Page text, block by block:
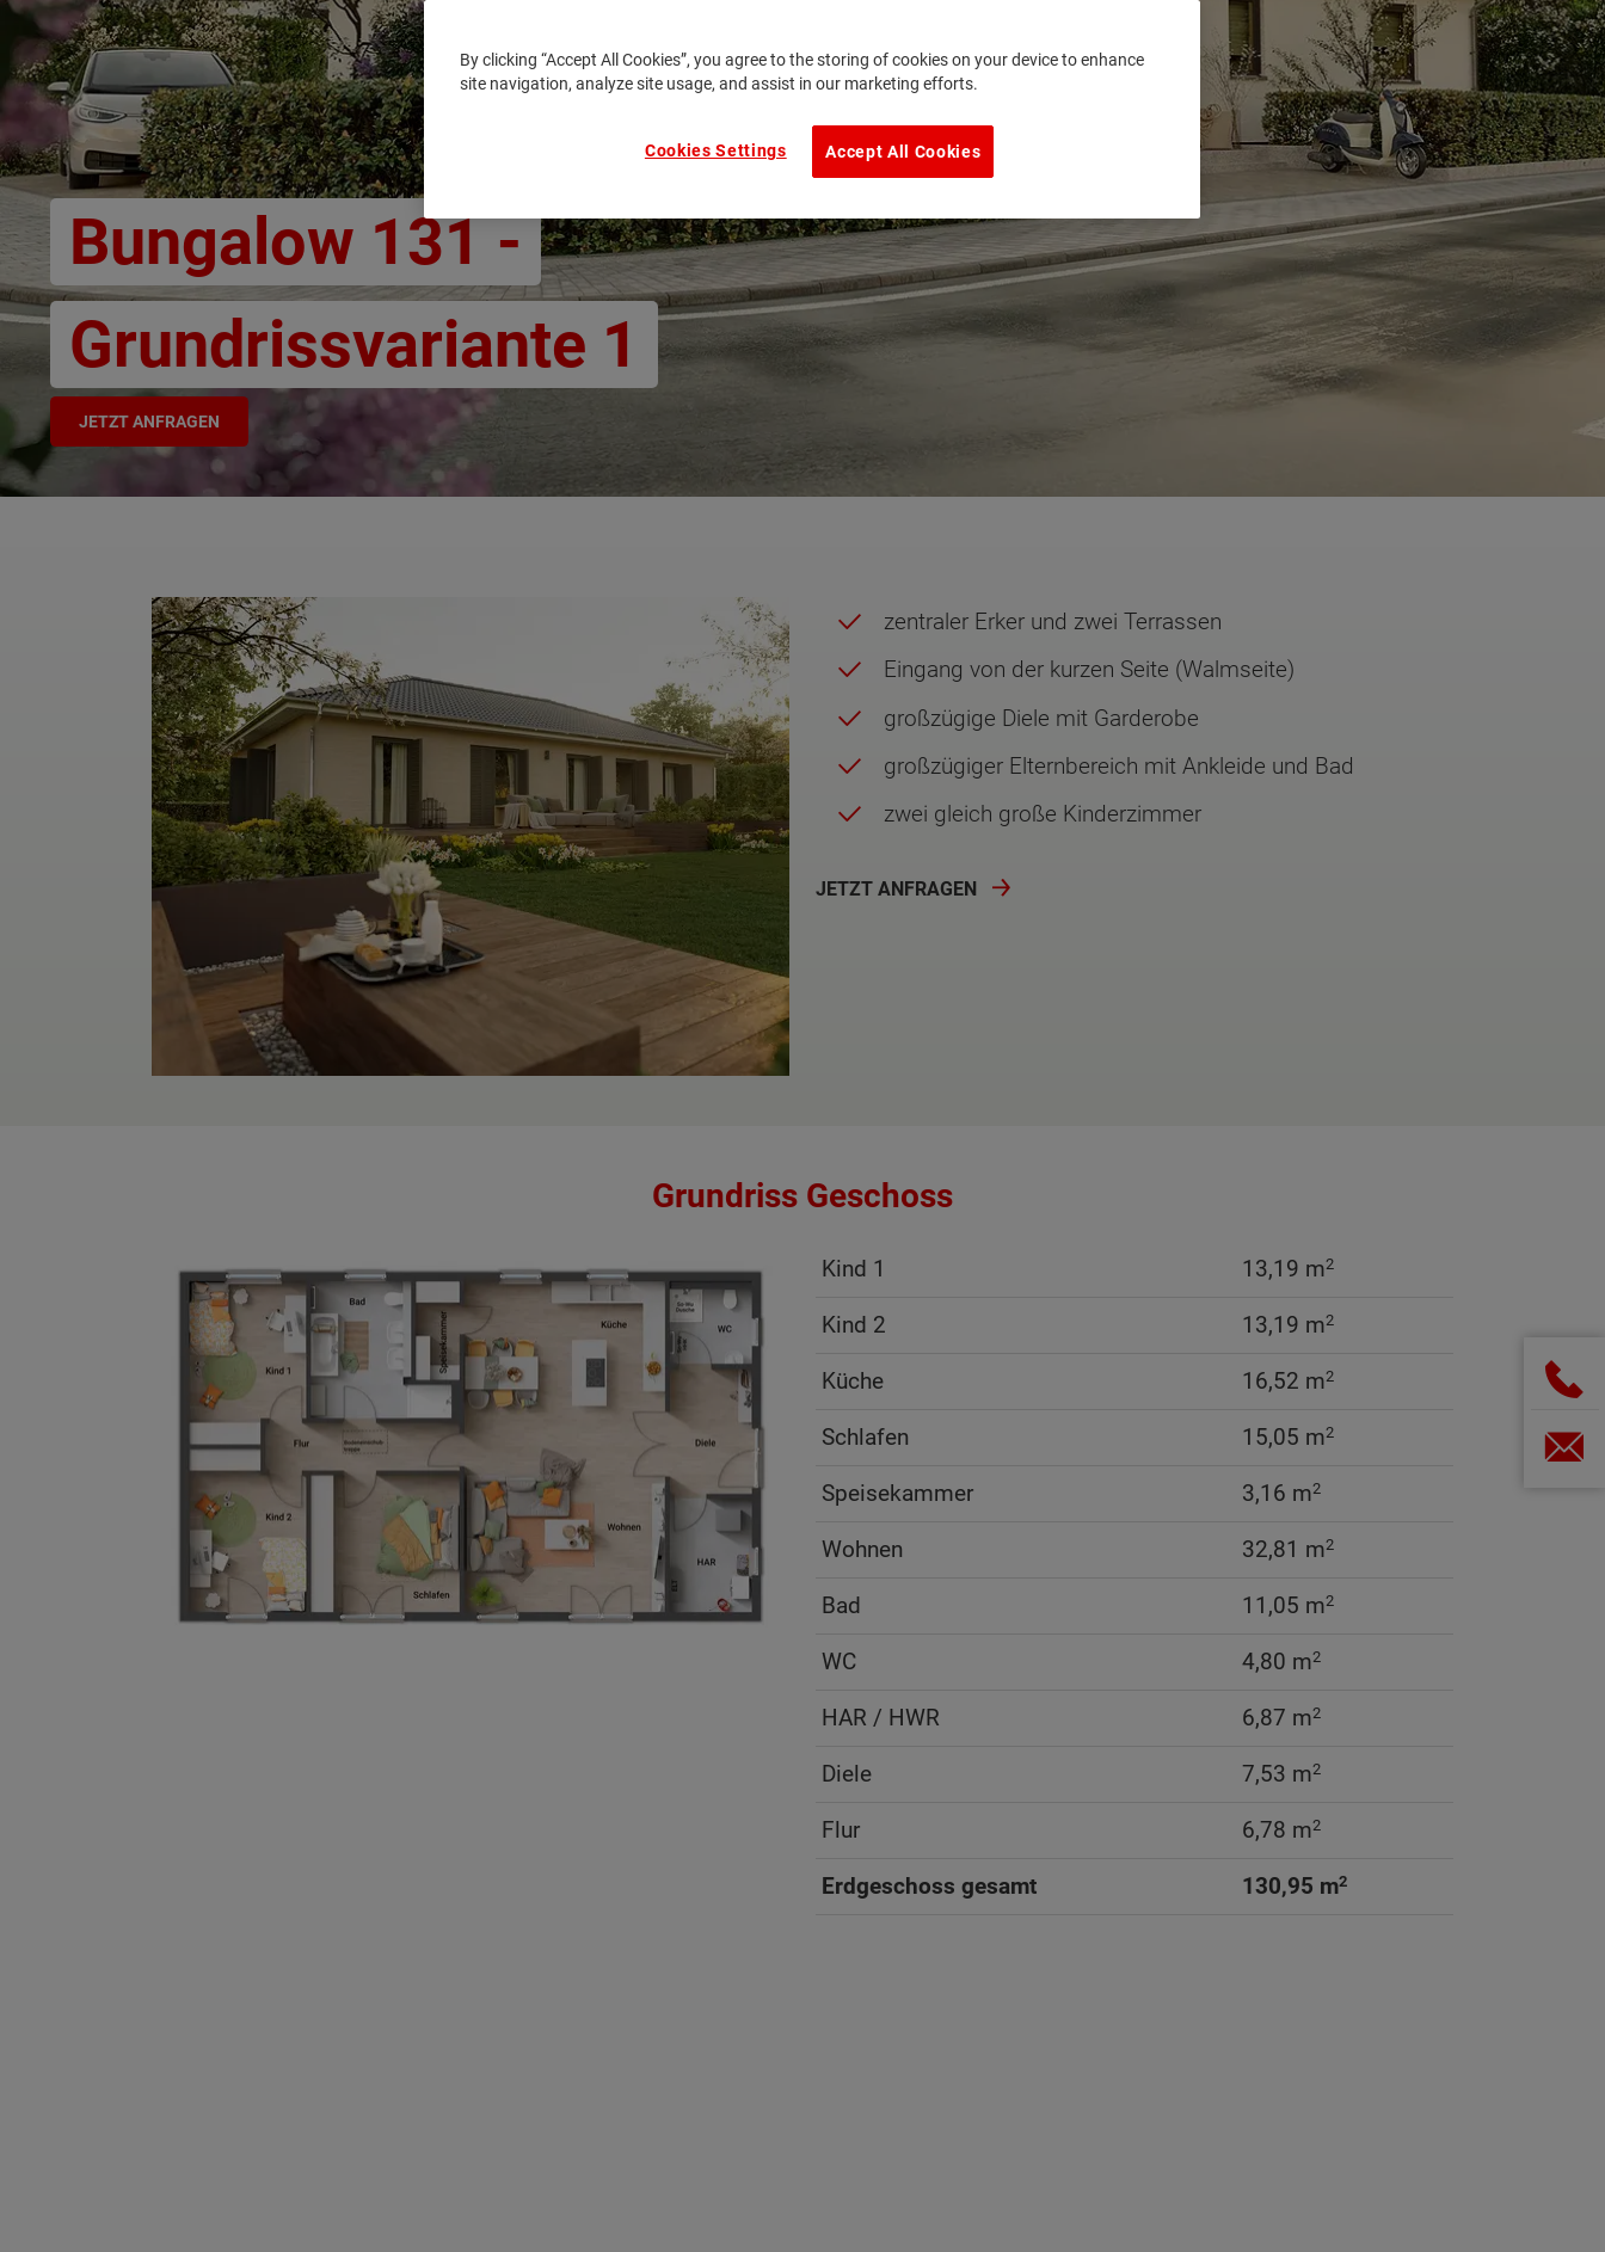
Bungalow 131 -
Grundrissvariante 1
JETZT ANFRAGEN
zentraler Erker und zwei Terrassen
Eingang von der kurzen Seite (Walmseite)
großzügige Diele mit Garderobe
großzügiger Elternbereich mit Ankleide und Bad
zwei gleich große Kinderzimmer
JETZT ANFRAGEN
Grundriss Geschoss
Kind 1 13,19 m2
Kind 2 13,19 m2
Küche 16,52 m2
Schlafen 15,05 m2
Speisekammer 3,16 m2
Wohnen 32,81 m2
Bad 11,05 m2
WC 4,80 m2
HAR / HWR 6,87 m2
Diele 7,53 m2
Flur 6,78 m2
Erdgeschoss gesamt 130,95 m2
By clicking “Accept All Cookies”, you agree to the storing of cookies on your device to enhance
site navigation, analyze site usage, and assist in our marketing efforts.
Accept All Cookies
Cookies Settings